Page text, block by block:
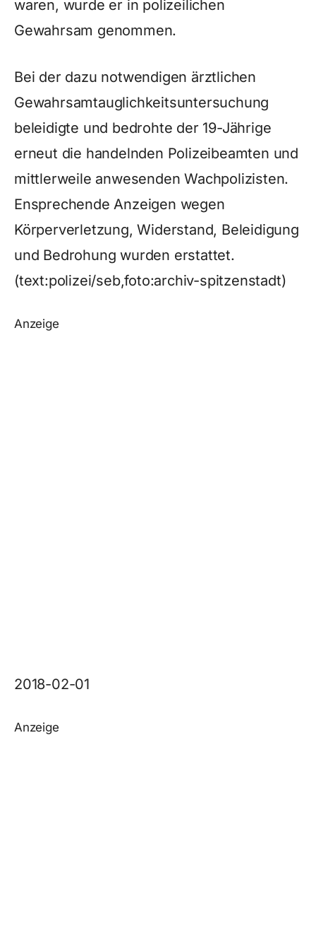
waren, wurde er in polizeilichen
Gewahrsam genommen.
Bei der dazu notwendigen ärztlichen
Gewahrsamtauglichkeitsuntersuchung
beleidigte und bedrohte der 19-Jährige
erneut die handelnden Polizeibeamten und
mittlerweile anwesenden Wachpolizisten.
Ensprechende Anzeigen wegen
Körperverletzung, Widerstand, Beleidigung
und Bedrohung wurden erstattet.
(text:polizei/seb,foto:archiv-spitzenstadt)
Anzeige
2018-02-01
Anzeige